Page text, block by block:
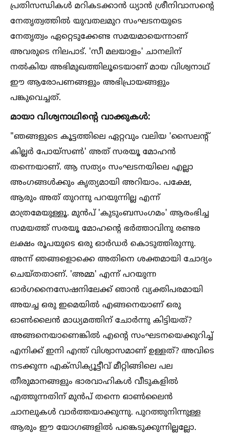
പ്രതിസന്ധികള്‍ മറികടക്കാൻ ധ്യാൻ ശ്രീനിവാസന്റെ
നേതൃത്വത്തില്‍ യുവതലമുറ സംഘടനയുടെ
നേതൃത്വം ഏറ്റെടുക്കേണ്ട സമയമായെന്നാണ്
അവരുടെ നിലപാട്. 'സീ മലയാളം' ചാനലിന്
നല്‍കിയ അഭിമുഖത്തിലൂടെയാണ് മായ വിശ്വനാഥ്
ഈ ആരോപണങ്ങളും അഭിപ്രായങ്ങളും
പങ്കുവെച്ചത്.
മായാ വിശ്വനാഥിന്റെ വാക്കുകള്‍:
"ഞങ്ങളുടെ കൂട്ടത്തിലെ ഏറ്റവും വലിയ 'സൈലന്റ്
കില്ലർ പോയ്സണ്‍' അത് സരയൂ മോഹൻ
തന്നെയാണ്. ആ സത്യം സംഘടനയിലെ എല്ലാ
അംഗങ്ങള്‍ക്കും കൃത്യമായി അറിയാം. പക്ഷേ,
ആരും അത് തുറന്നു പറയുന്നില്ല എന്ന്
മാത്രമേയുള്ളൂ. മുൻപ് 'കുടുംബസംഗമം' ആരംഭിച്ച
സമയത്ത് സരയൂ മോഹന്റെ ഭർത്താവിനു രണ്ടര
ലക്ഷം രൂപയുടെ ഒരു ഓർഡർ കൊടുത്തിരുന്നു.
അന്ന് ഞങ്ങളൊക്കെ അതിനെ ശക്തമായി ചോദ്യം
ചെയ്തതാണ്. 'അമ്മ' എന്ന് പറയുന്ന
ഓർഗനൈസേഷനിലേക്ക് ഞാൻ വ്യക്തിപരമായി
അയച്ച ഒരു ഇമെയില്‍ എങ്ങനെയാണ് ഒരു
ഓണ്‍ലൈൻ മാധ്യമത്തിന് ചോർന്നു കിട്ടിയത്?
അങ്ങനെയാണെങ്കില്‍ എന്റെ സംഘടനയെക്കുറിച്ച്‌
എനിക്ക് ഇനി എന്ത് വിശ്വാസമാണ് ഉള്ളത്? അവിടെ
നടക്കുന്ന എക്സിക്യൂട്ടീവ് മീറ്റിങ്ങിലെ പല
തീരുമാനങ്ങളും ഭാരവാഹികള്‍ വീടുകളില്‍
എത്തുന്നതിന് മുൻപ് തന്നെ ഓണ്‍ലൈൻ
ചാനലുകള്‍ വാർത്തയാക്കുന്നു. പുറത്തുനിന്നുള്ള
ആരും ഈ യോഗങ്ങളില്‍ പങ്കെടുക്കുന്നില്ലല്ലോ.